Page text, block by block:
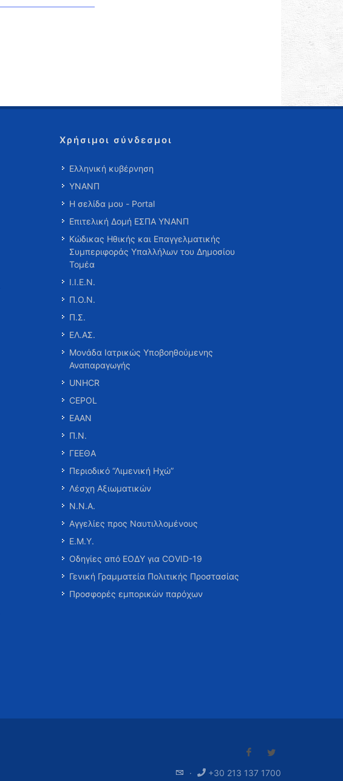
Χρήσιμοι σύνδεσμοι
Ελληνική κυβέρνηση
ΥΝΑΝΠ
Η σελίδα μου - Portal
Επιτελική Δομή ΕΣΠΑ ΥΝΑΝΠ
Κώδικας Ηθικής και Επαγγελματικής
Συμπεριφοράς Υπαλλήλων του Δημοσίου
Τομέα
Ι.Ι.Ε.Ν.
Π.Ο.Ν.
Π.Σ.
ΕΛ.ΑΣ.
Μονάδα Ιατρικώς Υποβοηθούμενης
Αναπαραγωγής
UNHCR
CEPOL
ΕΑΑΝ
Π.Ν.
ΓΕΕΘΑ
Περιοδικό “Λιμενική Ηχώ”
Λέσχη Αξιωματικών
Ν.Ν.Α.
Αγγελίες προς Ναυτιλλομένους
Ε.Μ.Υ.
Οδηγίες από ΕΟΔΥ για COVID-19
Γενική Γραμματεία Πολιτικής Προστασίας
Προσφορές εμπορικών παρόχων
· +30 213 137 1700